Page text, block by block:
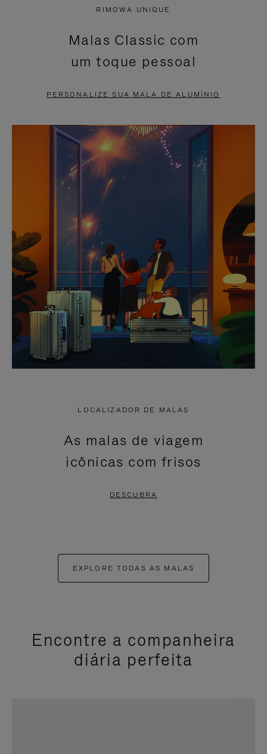
PAUSADO,
PRESSIONE
PARA
LO
SOM.
POR
FAVOR,
PARA
ATIVÁ-
LO
RIMOWA UNIQUE
Malas Classic com
um toque pessoal
PERSONALIZE SUA MALA DE ALUMÍNIO
LOCALIZADOR DE MALAS
As malas de viagem
icônicas com frisos
DESCUBRA
EXPLORE TODAS AS MALAS
Encontre a companheira
diária perfeita